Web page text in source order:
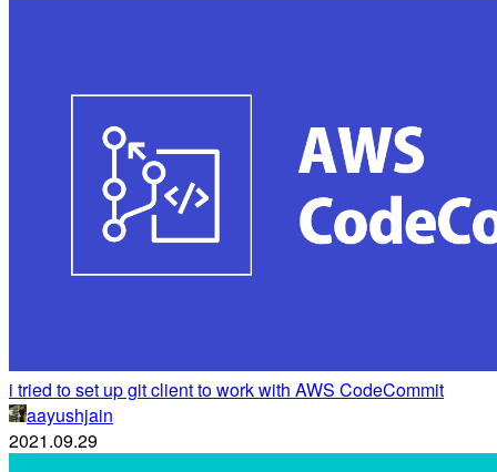
i tried to set up git client to work with AWS CodeCommit
aayushjain
2021.09.29